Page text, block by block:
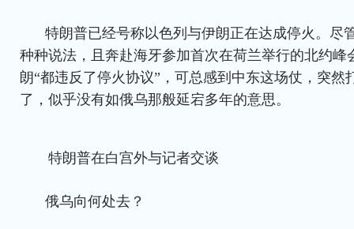
特朗普已经号称以色列与伊朗正在达成停火。尽
种种说法，且奔赴海牙参加首次在荷兰举行的北约峰
朗“都违反了停火协议”，可总感到中东这场仗，突然
了，似乎没有如俄乌那般延宕多年的意思。
特朗普在白宫外与记者交谈
俄乌向何处去？